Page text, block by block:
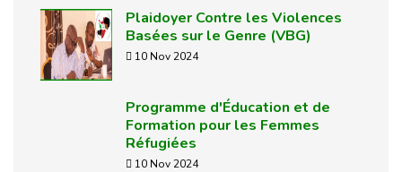
Plaidoyer Contre les Violences
Basées sur le Genre (VBG)
10 Nov 2024
Programme d'Éducation et de
Formation pour les Femmes
Réfugiées
10 Nov 2024